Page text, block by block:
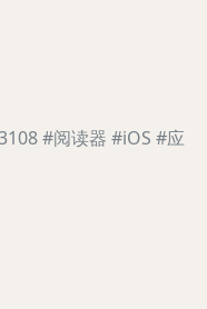
#阅读器 #iOS #应